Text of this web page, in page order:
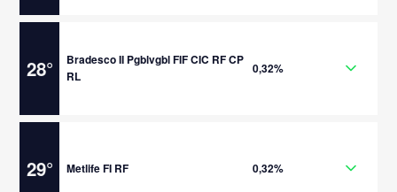
28°
Bradesco II Pgblvgbl FIF CIC RF CP
RL
0,32%
29° Metlife FI RF 0,32%